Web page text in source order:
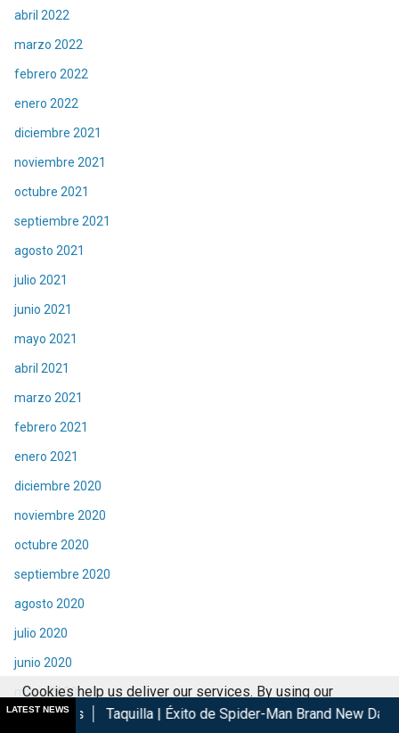
abril 2022
marzo 2022
febrero 2022
enero 2022
diciembre 2021
noviembre 2021
octubre 2021
septiembre 2021
agosto 2021
julio 2021
junio 2021
mayo 2021
abril 2021
marzo 2021
febrero 2021
enero 2021
diciembre 2020
noviembre 2020
octubre 2020
septiembre 2020
agosto 2020
julio 2020
junio 2020
mayo 2020
LATEST NEWS| Éxito de Spider-Man Brand New Day en cines Las
Cookies help us deliver our services. By using our
services, you agree to our use of cookies.
Got it